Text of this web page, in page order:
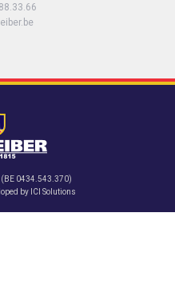
(BE 0434.543.370)
by ICI Solutions